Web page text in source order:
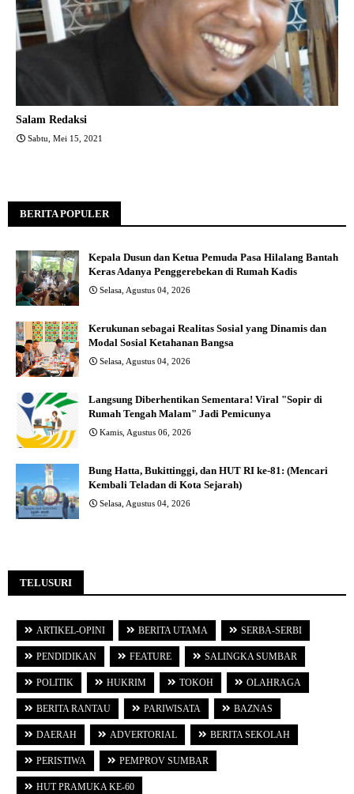
Salam Redaksi
Sabtu, Mei 15, 2021
BERITA POPULER
Kepala Dusun dan Ketua Pemuda Pasa Hilalang Bantah
Keras Adanya Penggerebekan di Rumah Kadis
Selasa, Agustus 04, 2026
Kerukunan sebagai Realitas Sosial yang Dinamis dan
Modal Sosial Ketahanan Bangsa
Selasa, Agustus 04, 2026
Langsung Diberhentikan Sementara! Viral "Sopir di
Rumah Tengah Malam" Jadi Pemicunya
Kamis, Agustus 06, 2026
Bung Hatta, Bukittinggi, dan HUT RI ke-81: (Mencari
Kembali Teladan di Kota Sejarah)
Selasa, Agustus 04, 2026
TELUSURI
ARTIKEL-OPINI BERITA UTAMA SERBA-SERBI
PENDIDIKAN FEATURE SALINGKA SUMBAR
POLITIK HUKRIM TOKOH OLAHRAGA
BERITA RANTAU PARIWISATA BAZNAS
DAERAH ADVERTORIAL BERITA SEKOLAH
PERISTIWA PEMPROV SUMBAR
HUT PRAMUKA KE-60